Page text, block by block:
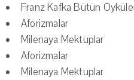
Franz Kafka Bütün
Aforizmalar
Milenaya Mektuplar
Aforizmalar
Milenaya Mektuplar